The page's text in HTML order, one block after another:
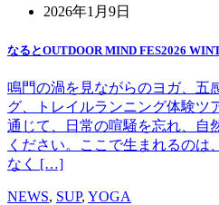
2026年1月9日
なるとOUTDOOR MIND FES2026
鳴門の渦を見ながらのヨガ、五
グ、トレイルランニング体験ツ
通じて、日常の喧騒を忘れ、自
ください。ここで生まれるのは
なく […]
NEWS, SUP, YOGA